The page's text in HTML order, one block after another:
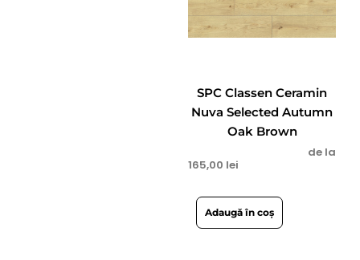
SPC Classen Ceramin
Nuva Selected Autumn
Oak Brown
de la
165,00 lei
Adaugă în coș